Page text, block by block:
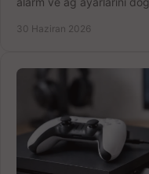
30 Haziran 2026